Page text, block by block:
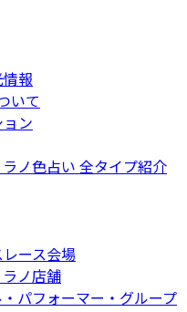
報
いて
ン
ノ色占い 全タイプ紹介
ース会場
ノ店舗
パフォーマー・グループ